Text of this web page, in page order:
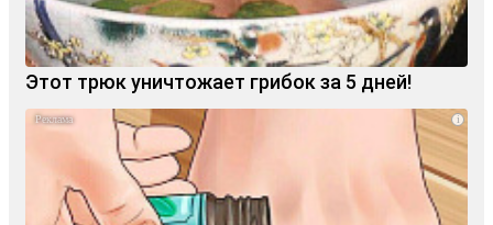
Этот трюк уничтожает грибок за 5 дней!
i